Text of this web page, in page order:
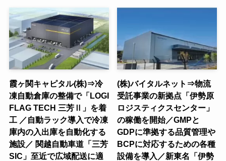
霞ヶ関キャピタル(株)⇒冷
凍自動倉庫の整備で「LOGI
FLAG TECH 三芳Ⅱ」を着
工 ／自動ラック導入で冷凍
庫内の入出庫を自動化する
施設／ 関越自動車道「三芳
SIC」至近で広域配送に適
(株)バイタルネット⇒物流
受託事業の新拠点「伊勢原
ロジスティクスセンター」
の稼働を開始／GMPと
GDPに準拠する品質管理や
BCPに対応するための各種
設備を導入／新東名「伊勢